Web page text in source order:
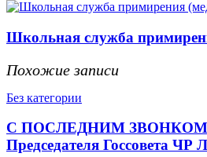
Школьная служба
Похожие записи
Без категории
С ПОСЛЕДНИМ ЗВОНКОМ!!!
Председателя Госсовета ЧР